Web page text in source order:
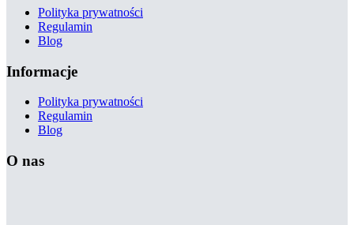
Polityka prywatności
Regulamin
Blog
Informacje
Polityka prywatności
Regulamin
Blog
O nas